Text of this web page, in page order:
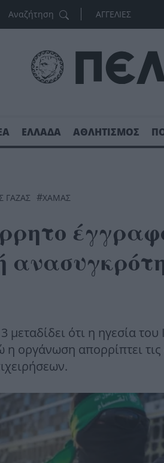
ΑΓΓΕΛΙΕΣ
ΕΛΛΑΔΑ ΑΘΛΗΤΙΣΜΟΣ
ΓΑΖΑΣ #ΧΑΜΆΣ
μεταδίδει ότι η ηγεσία
οργάνωση απορρίπτει